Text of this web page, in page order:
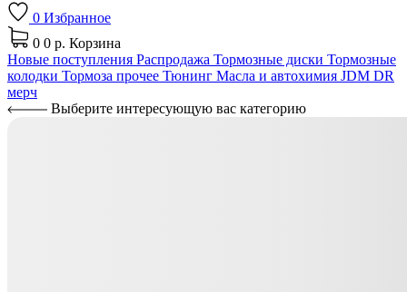
0 Избранное
0 0 р. Корзина
Новые поступления Распродажа Тормозные диски Тормозные
колодки Тормоза прочее Тюнинг Масла и автохимия JDM DR
мерч
Выберите интересующую вас категорию